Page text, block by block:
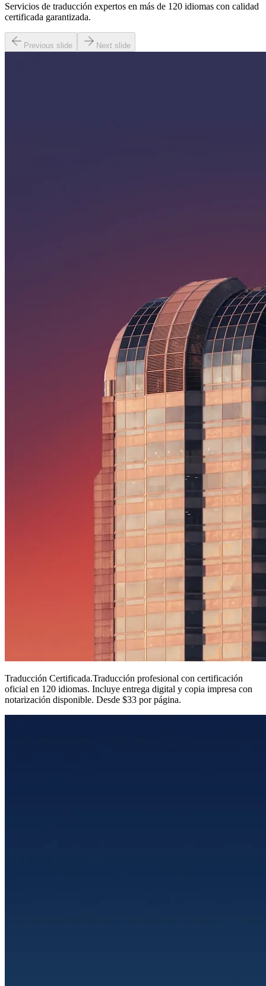
Servicios de traducción expertos en más de 120 idiomas con calidad
certificada garantizada.
Previous slide Next slide
Traducción Certificada.Traducción profesional con certificación
oficial en 120 idiomas. Incluye entrega digital y copia impresa con
notarización disponible. Desde $33 por página.